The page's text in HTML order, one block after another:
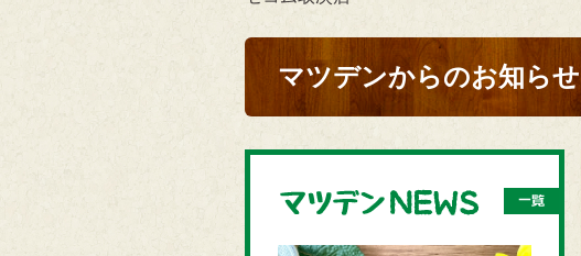
マツデンからのお知らせ